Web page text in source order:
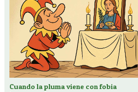
Cuando la pluma viene con fobia